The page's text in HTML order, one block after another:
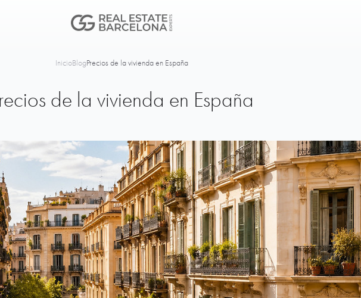
InicioBlogPrecios de la vivienda en España
de la vivienda en España